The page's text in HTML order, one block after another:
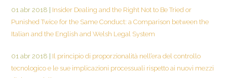
01 abr 2018
Insider Dealing and the Right Not to Be Tried or
Punished Twice for the Same Conduct: a Comparison between the
Italian and the English and Welsh Legal System
01 abr 2018
Il principio di proporzionalità nell’era del controllo
tecnologico e le sue implicazioni processuali rispetto ai nuovi mezzi